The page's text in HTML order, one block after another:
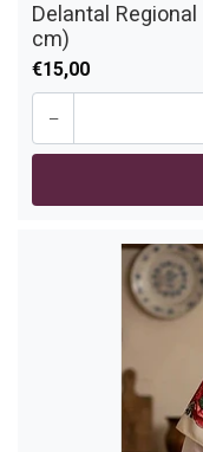
Delantal
cm)
€15,00
-